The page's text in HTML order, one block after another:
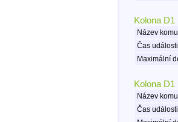
Kolona
Název
Čas události
Maximální
Kolona
Název
Čas události